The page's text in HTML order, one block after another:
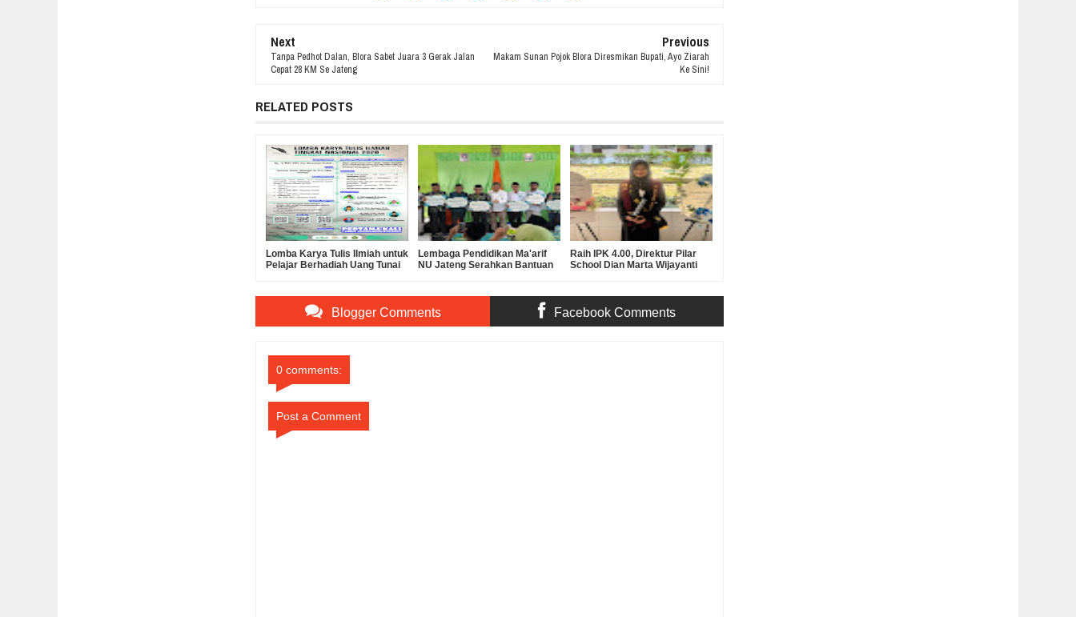
Next
Tanpa Pedhot Dalan, Blora Sabet Juara 3 Gerak Jalan
Cepat 28 KM Se Jateng
Previous
Makam Sunan Pojok Blora Diresmikan Bupati, Ayo Ziarah
Ke Sini!
RELATED POSTS
Lomba Karya Tulis Ilmiah untuk
Pelajar Berhadiah Uang Tunai
Lembaga Pendidikan Ma'arif
NU Jateng Serahkan Bantuan
Raih IPK 4.00, Direktur Pilar
School Dian Marta Wijayanti
Blogger Comments Facebook Comments
0 comments:
Post a Comment